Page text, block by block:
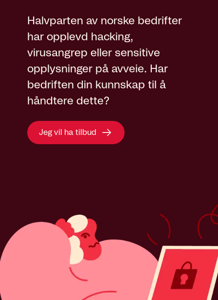
Halvparten av norske bedrifter
har opplevd hacking,
virusangrep eller sensitive
opplysninger på avveie. Har
bedriften din kunnskap til å
håndtere dette?
Jeg vil ha tilbud